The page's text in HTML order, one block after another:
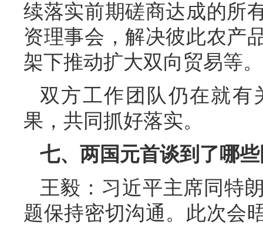
续落实前期磋商达成的所
资理事会，解决彼此农产
架下推动扩大双向贸易等。
双方工作团队仍在就有
果，共同抓好落实。
七、两国元首谈到了哪
王毅：习近平主席同特
题保持密切沟通。此次会